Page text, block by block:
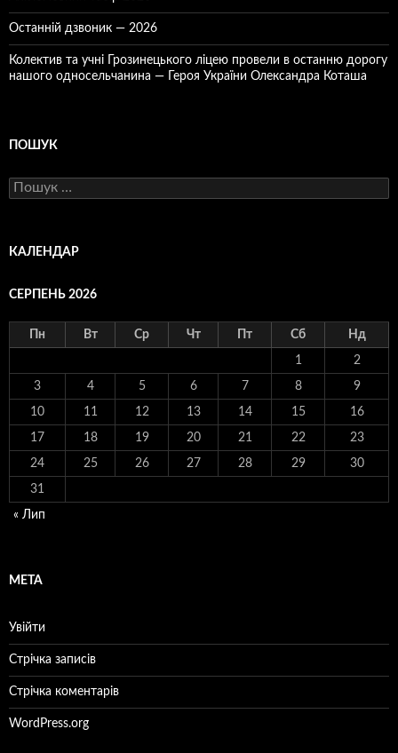
Останній дзвоник — 2026
Колектив та учні Грозинецького ліцею провели в останню дорогу
нашого односельчанина — Героя України Олександра Коташа
ПОШУК
Пошук:
КАЛЕНДАР
СЕРПЕНЬ 2026
Пн Вт Ср Чт Пт Сб Нд
1 2
3 4 5 6 7 8 9
10 11 12 13 14 15 16
17 18 19 20 21 22 23
24 25 26 27 28 29 30
31
« Лип
МЕТА
Увійти
Стрічка записів
Стрічка коментарів
WordPress.org